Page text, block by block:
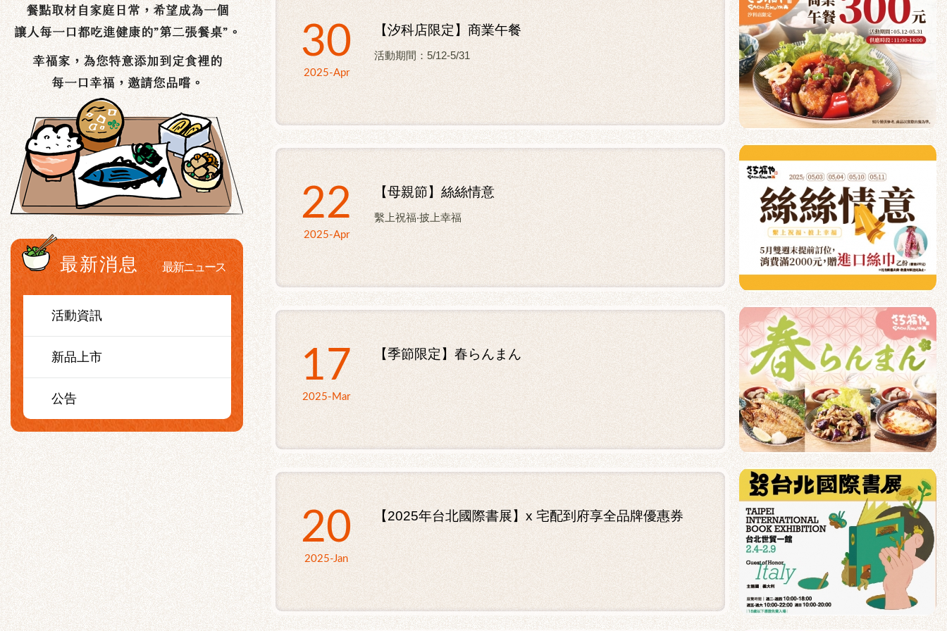
最新消息 最新ニュース
活動資訊
新品上市
公告
30
2025-Apr
【汐科店限定】商業午餐
活動期間：5/12-5/31
22
2025-Apr
【母親節】絲絲情意
繫上祝福‧披上幸福
17
2025-Mar
【季節限定】春らんまん
20
2025-Jan
【2025年台北國際書展】x 宅配到府享全品牌優惠券